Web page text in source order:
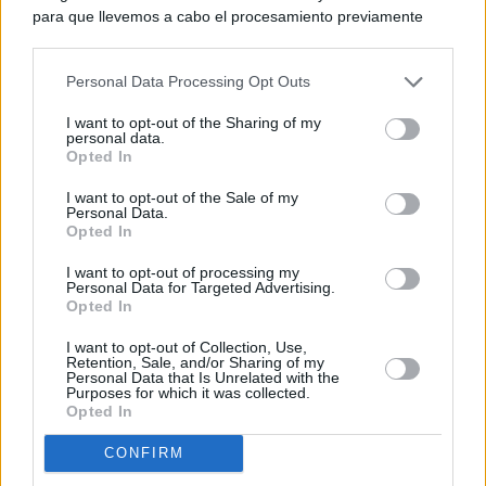
para que llevemos a cabo el procesamiento previamente
negar su consentimiento. Tenga en cuenta que algún
de su consentimiento, pero usted tiene el derecho de
rechazar tal procesamiento. Sus preferencias se aplicarán
cualquier momento entrando de nuevo en este sitio web o
visitando nuestra política de privacidad.
Personal Data Processing Opt Outs
I want to opt-out of the Sharing of my
personal data.
Opted In
I want to opt-out of the Sale of my
Personal Data.
Opted In
I want to opt-out of processing my
Personal Data for Targeted Advertising.
Opted In
I want to opt-out of Collection, Use,
Retention, Sale, and/or Sharing of my
Personal Data that Is Unrelated with the
Purposes for which it was collected.
Opted In
CONFIRM